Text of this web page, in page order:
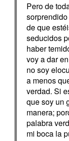
Pero de
de que
seducidos
haber
voy a dar
no soy
a menos
verdad. Si
que soy un
manera;
palabra
mi boca la